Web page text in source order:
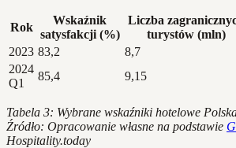
Rok
Wskaźnik
satysfakcji (%)
Liczba
turystów (mln)
2023 83,2 8,7
2024
Q1
85,4 9,15
Tabela 3: Wybrane wskaźniki hotelowe
Źródło: Opracowanie własne na podstawie
Hospitality.today